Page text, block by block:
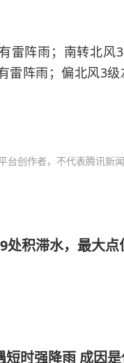
雷阵雨；南转北风
雷阵雨；偏北风3
台创作者，不代表腾讯新
处积滞水，最大
时强降雨 成因是